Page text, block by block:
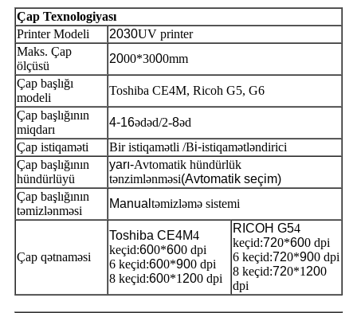
Çap Texnologiyası
Printer Modeli
2030UV printer
Maks. Çap
ölçüsü
2000*3000mm
Çap başlığı
modeli
Toshiba CE4M, Ricoh G5, G6
Çap başlığının
miqdarı
4-16ədəd/2-8əd
Çap istiqaməti
Bir istiqamətli /Bi-istiqamətləndirici
Çap başlığının
hündürlüyü
yarı-Avtomatik hündürlük
tənzimlənməsi(Avtomatik seçim)
Çap başlığının
təmizlənməsi
Manual təmizləmə sistemi
Çap qətnaməsi
Toshiba CE4M4
keçid:600*600 dpi
6 keçid:600*900 dpi
8 keçid:600*1 200 dpi
RICOH G54
keçid:720*600 dpi
6 keçid:720*900 dpi
8 keçid:720*1 200
dpi